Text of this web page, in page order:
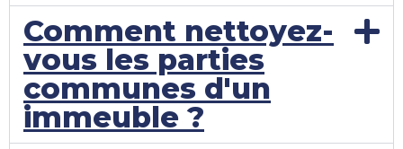
Comment nettoyez-
vous les parties
communes d'un
immeuble ?